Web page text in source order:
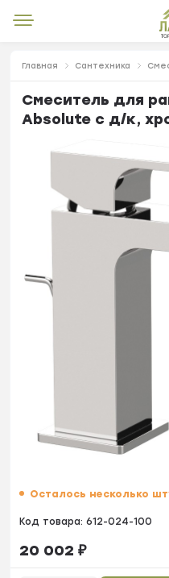
Главная Сантехника
Смеситель для
Absolute с д/к,
Осталось несколько
Код товара: 612-024-100
20 002 ₽